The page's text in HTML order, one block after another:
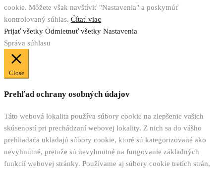
cookie. Môžete však navštíviť "Nastavenia" a poskytnúť
kontrolovaný súhlas. Čítať viac
Prijať všetky Odmietnuť všetky Nastavenia
Správa súhlasu
Close
Prehľad ochrany osobných údajov
Táto webová lokalita používa súbory cookie na zlepšenie vašich
skúseností pri prechádzaní webovej lokality. Z nich sa do vášho
prehliadača ukladajú súbory cookie, ktoré sú kategorizované ako
nevyhnutné, pretože sú nevyhnutné na fungovanie základných
funkcií webovej stránky. Používame aj súbory cookie tretích strán,